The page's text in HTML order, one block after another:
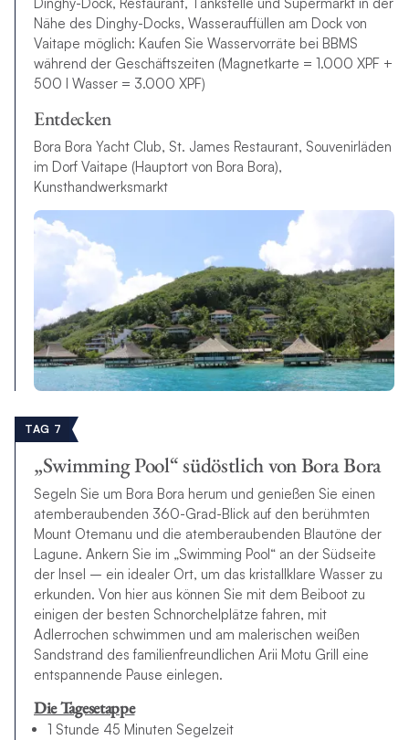
Nähe des Dinghy-Docks, Wasserauffüllen am Dock von
Vaitape möglich: Kaufen Sie Wasservorräte bei BBMS
während der Geschäftszeiten (Magnetkarte = 1.000 XPF +
500 l Wasser = 3.000 XPF)
Entdecken
Bora Bora Yacht Club, St. James Restaurant, Souvenirläden
im Dorf Vaitape (Hauptort von Bora Bora),
Kunsthandwerksmarkt
TAG 7
„Swimming Pool“ südöstlich von Bora Bora
Segeln Sie um Bora Bora herum und genießen Sie einen
atemberaubenden 360-Grad-Blick auf den berühmten
Mount Otemanu und die atemberaubenden Blautöne der
Lagune. Ankern Sie im „Swimming Pool“ an der Südseite
der Insel – ein idealer Ort, um das kristallklare Wasser zu
erkunden. Von hier aus können Sie mit dem Beiboot zu
einigen der besten Schnorchelplätze fahren, mit
Adlerrochen schwimmen und am malerischen weißen
Sandstrand des familienfreundlichen Arii Motu Grill eine
entspannende Pause einlegen.
Die Tagesetappe
1 Stunde 45 Minuten Segelzeit